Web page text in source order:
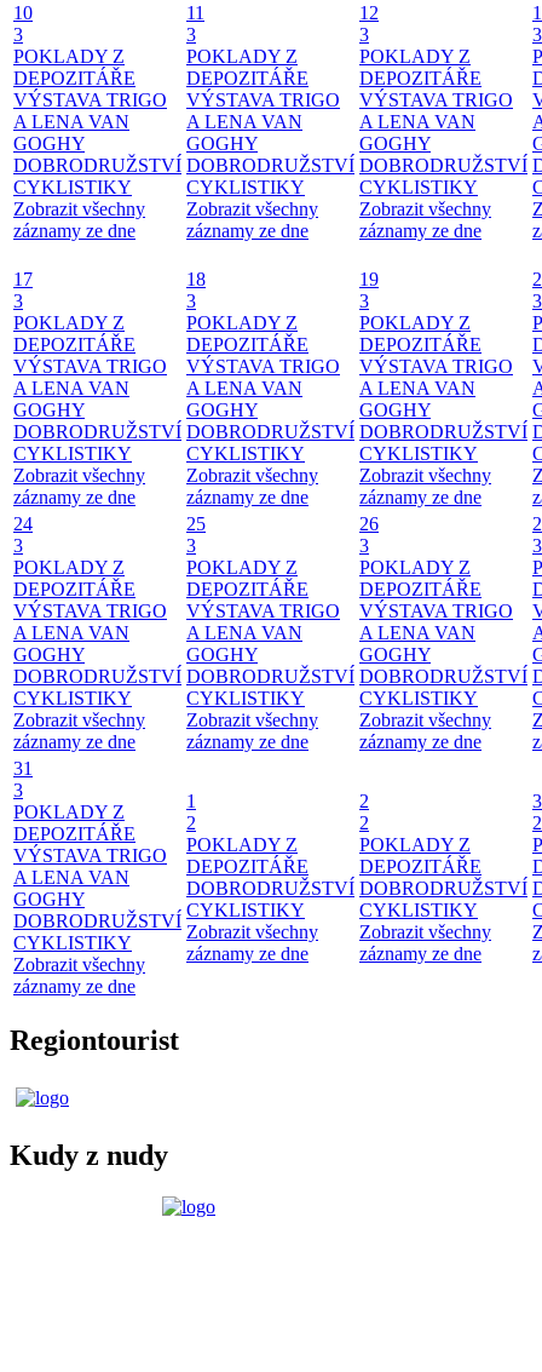
10
3
POKLADY Z
DEPOZITÁŘE
VÝSTAVA TRIGO
A LENA VAN
GOGHY
DOBRODRUŽSTVÍ
CYKLISTIKY
Zobrazit všechny
záznamy ze dne
11
3
POKLADY Z
DEPOZITÁŘE
VÝSTAVA TRIGO
A LENA VAN
GOGHY
DOBRODRUŽSTVÍ
CYKLISTIKY
Zobrazit všechny
záznamy ze dne
12
3
POKLADY Z
DEPOZITÁŘE
VÝSTAVA TRIGO
A LENA VAN
GOGHY
DOBRODRUŽSTVÍ
CYKLISTIKY
Zobrazit všechny
záznamy ze dne
3
17
3
POKLADY Z
DEPOZITÁŘE
VÝSTAVA TRIGO
A LENA VAN
GOGHY
DOBRODRUŽSTVÍ
CYKLISTIKY
Zobrazit všechny
záznamy ze dne
18
3
POKLADY Z
DEPOZITÁŘE
VÝSTAVA TRIGO
A LENA VAN
GOGHY
DOBRODRUŽSTVÍ
CYKLISTIKY
Zobrazit všechny
záznamy ze dne
19
3
POKLADY Z
DEPOZITÁŘE
VÝSTAVA TRIGO
A LENA VAN
GOGHY
DOBRODRUŽSTVÍ
CYKLISTIKY
Zobrazit všechny
záznamy ze dne
3
24
3
POKLADY Z
DEPOZITÁŘE
VÝSTAVA TRIGO
A LENA VAN
GOGHY
DOBRODRUŽSTVÍ
CYKLISTIKY
Zobrazit všechny
záznamy ze dne
25
3
POKLADY Z
DEPOZITÁŘE
VÝSTAVA TRIGO
A LENA VAN
GOGHY
DOBRODRUŽSTVÍ
CYKLISTIKY
Zobrazit všechny
záznamy ze dne
26
3
POKLADY Z
DEPOZITÁŘE
VÝSTAVA TRIGO
A LENA VAN
GOGHY
DOBRODRUŽSTVÍ
CYKLISTIKY
Zobrazit všechny
záznamy ze dne
3
31
3
POKLADY Z
DEPOZITÁŘE
VÝSTAVA TRIGO
A LENA VAN
GOGHY
DOBRODRUŽSTVÍ
CYKLISTIKY
Zobrazit všechny
záznamy ze dne
1
2
POKLADY Z
DEPOZITÁŘE
DOBRODRUŽSTVÍ
CYKLISTIKY
Zobrazit všechny
záznamy ze dne
2
2
POKLADY Z
DEPOZITÁŘE
DOBRODRUŽSTVÍ
CYKLISTIKY
Zobrazit všechny
záznamy ze dne
3
2
Regiontourist
Kudy z nudy